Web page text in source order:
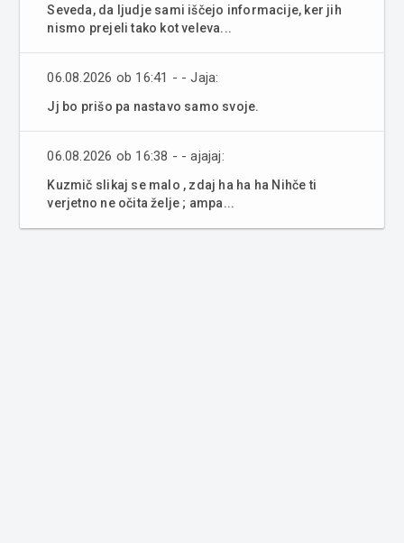
Seveda, da ljudje sami iščejo informacije, ker jih
nismo prejeli tako kot veleva...
06.08.2026 ob 16:41 - - Jaja:
Jj bo prišo pa nastavo samo svoje.
06.08.2026 ob 16:38 - - ajajaj:
Kuzmič slikaj se malo , zdaj ha ha ha Nihče ti
verjetno ne očita želje ; ampa...